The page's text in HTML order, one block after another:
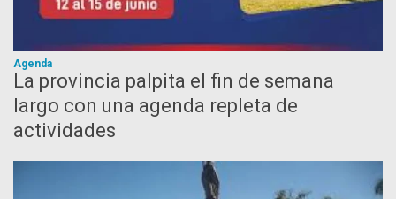
Agenda
La provincia palpita el fin de semana
largo con una agenda repleta de
actividades